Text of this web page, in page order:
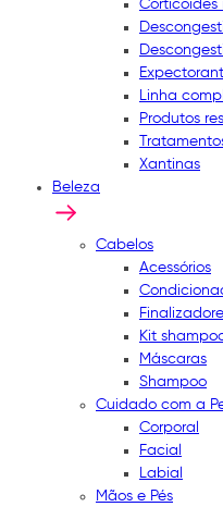
Corticoides
Linha
Produtos
Xantinas
Beleza
Cabelos
Acessórios
Kit
Máscaras
Shampoo
Cuidado com a
Corporal
Facial
Labial
Mãos e Pés